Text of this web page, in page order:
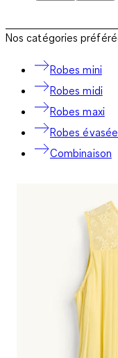
Nos catégories
Robes mini
Robes midi
Robes maxi
Robes
Combinaison